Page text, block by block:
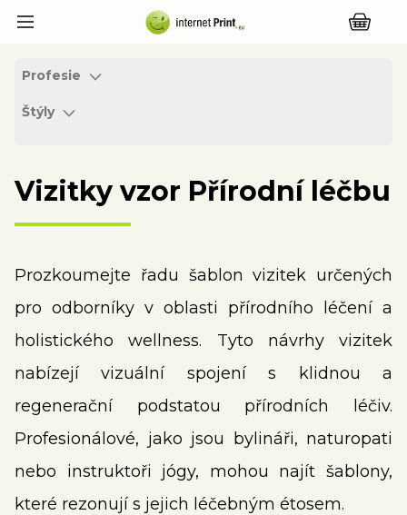
Profesie
Štýly
Vizitky vzor Přírodní léčbu
Prozkoumejte řadu šablon vizitek určených
pro odborníky v oblasti přírodního léčení a
holistického wellness. Tyto návrhy vizitek
nabízejí vizuální spojení s klidnou a
regenerační podstatou přírodních léčiv.
Profesionálové, jako jsou bylináři, naturopati
nebo instruktoři jógy, mohou najít šablony,
které rezonují s jejich léčebným étosem.